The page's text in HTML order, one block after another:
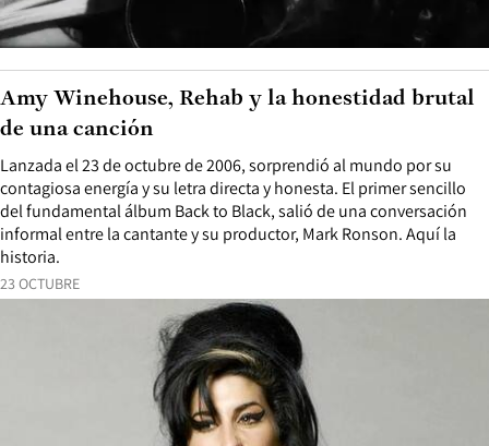
23 OCTUBRE
Lanzada el 23 de octubre de 2006, sorprendió al mundo por su
contagiosa energía y su letra directa y honesta. El primer sencillo
del fundamental álbum Back to Black, salió de una conversación
informal entre la cantante y su productor, Mark Ronson. Aquí la
historia.
Amy Winehouse, Rehab y la honestidad brutal
de una canción